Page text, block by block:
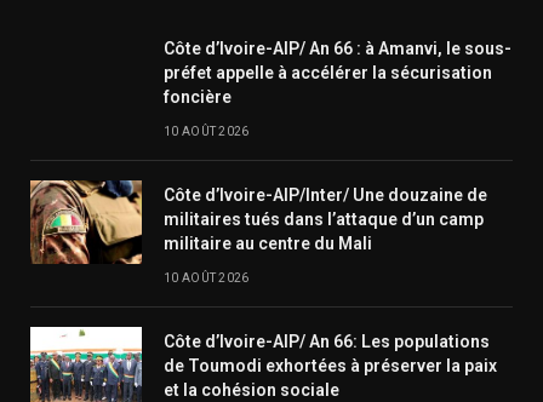
Côte d’Ivoire-AIP/ An 66 : à Amanvi, le sous-
préfet appelle à accélérer la sécurisation
foncière
10 AOÛT 2026
Côte d’Ivoire-AIP/Inter/ Une douzaine de
militaires tués dans l’attaque d’un camp
militaire au centre du Mali
10 AOÛT 2026
Côte d’Ivoire-AIP/ An 66: Les populations
de Toumodi exhortées à préserver la paix
et la cohésion sociale